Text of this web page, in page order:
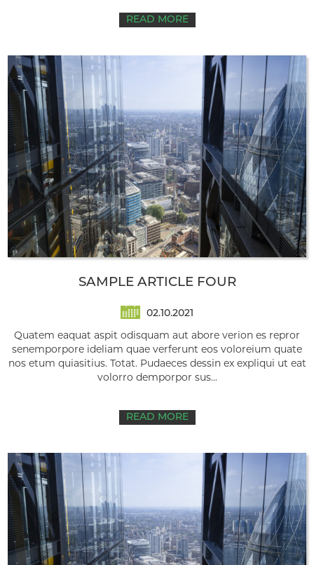
READ MORE
SAMPLE ARTICLE FOUR
02.10.2021
Quatem eaquat aspit odisquam aut abore verion es repror
senemporpore ideliam quae verferunt eos voloreium quate
nos etum quiasitius. Totat. Pudaeces dessin ex expliqui ut eat
volorro demporpor sus...
READ MORE